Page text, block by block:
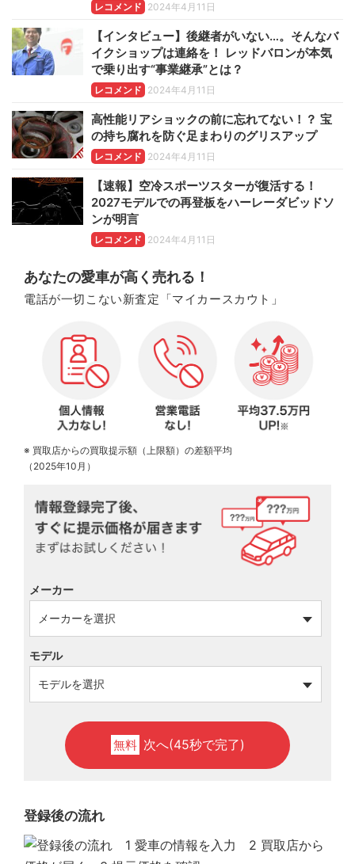
レコメンド 2024年4月11日
【インタビュー】後継者がいない…。そんなバ
イクショップは連絡を！ レッドバロンが本気
で乗り出す“事業継承”とは？
レコメンド 2024年4月11日
高性能リアショックの前に忘れてない！？ 宝
の持ち腐れを防ぐ足まわりのグリスアップ
レコメンド 2024年4月11日
【速報】空冷スポーツスターが復活する！
2027モデルでの再登板をハーレーダビッドソ
ンが明言
レコメンド 2024年4月11日
あなたの愛車が高く売れる！
電話が一切こない新査定「マイカースカウト」
※ 買取店からの買取提示額（上限額）の差額平均
（2025年10月）
メーカー
モデル
無料 次へ(45秒で完了)
登録後の流れ